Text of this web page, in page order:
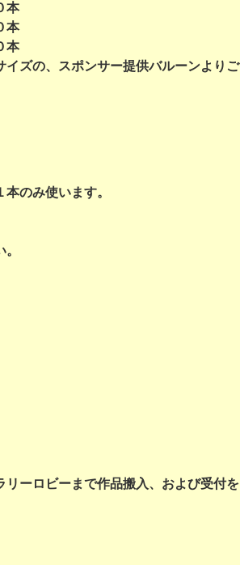
本
本
本
ズの、スポンサー提供バルーンよりご
のみ使います。
ーロビーまで作品搬入、および受付を